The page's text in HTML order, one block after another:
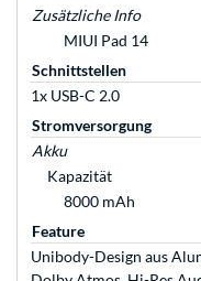
Zusätzliche Info
MIUI Pad 14
Schnittstellen
1x USB-C 2.0
Stromversorgung
Akku
Kapazität
8000 mAh
Feature
Unibody-Design aus